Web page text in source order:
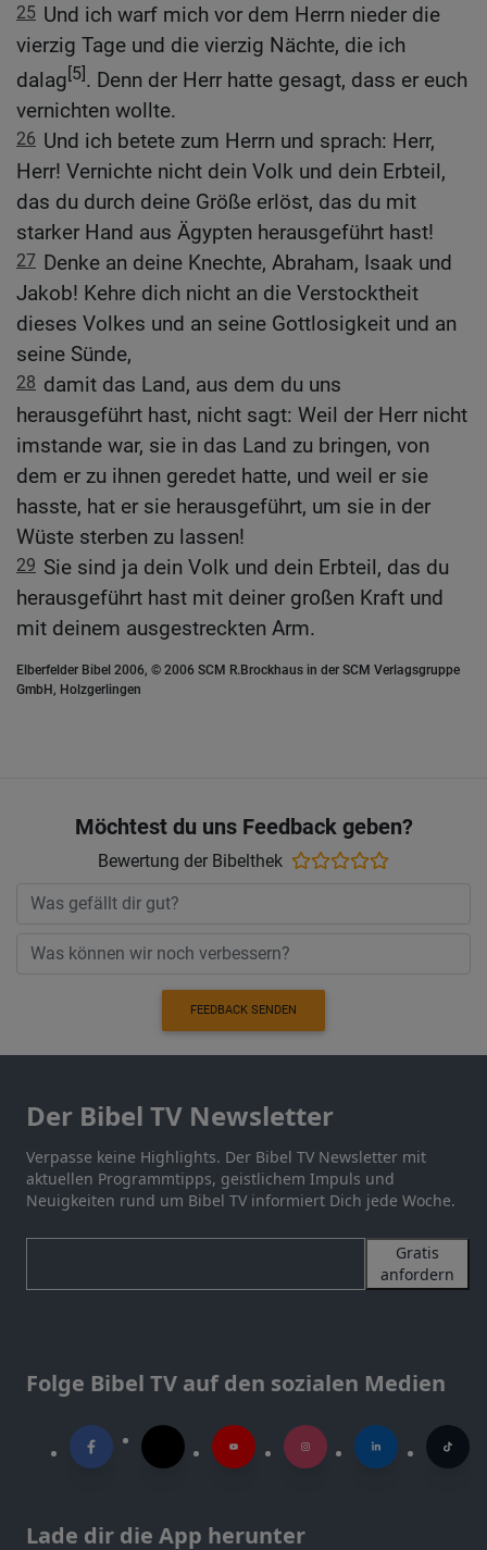
25 Und ich warf mich vor dem Herrn nieder die
vierzig Tage und die vierzig Nächte, die ich
dalag[5]. Denn der Herr hatte gesagt, dass er euch
vernichten wollte.
26 Und ich betete zum Herrn und sprach: Herr,
Herr! Vernichte nicht dein Volk und dein Erbteil,
das du durch deine Größe erlöst, das du mit
starker Hand aus Ägypten herausgeführt hast!
27 Denke an deine Knechte, Abraham, Isaak und
Jakob! Kehre dich nicht an die Verstocktheit
dieses Volkes und an seine Gottlosigkeit und an
seine Sünde,
28 damit das Land, aus dem du uns
herausgeführt hast, nicht sagt: Weil der Herr nicht
imstande war, sie in das Land zu bringen, von
dem er zu ihnen geredet hatte, und weil er sie
hasste, hat er sie herausgeführt, um sie in der
Wüste sterben zu lassen!
29 Sie sind ja dein Volk und dein Erbteil, das du
herausgeführt hast mit deiner großen Kraft und
mit deinem ausgestreckten Arm.
Elberfelder Bibel 2006, © 2006 SCM R.Brockhaus in der SCM Verlagsgruppe
GmbH, Holzgerlingen
Möchtest du uns Feedback geben?
Bewertung der Bibelthek
FEEDBACK SENDEN
Der Bibel TV Newsletter
Verpasse keine Highlights. Der Bibel TV Newsletter mit
aktuellen Programmtipps, geistlichem Impuls und
Neuigkeiten rund um Bibel TV informiert Dich jede Woche.
Gratis
anfordern
Folge Bibel TV auf den sozialen Medien
Lade dir die App herunter